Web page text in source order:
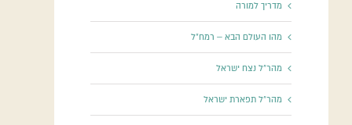
מדריך למורה
מהו העולם הבא – רמח"ל
מהר"ל נצח ישראל
מהר"ל תפארת ישראל